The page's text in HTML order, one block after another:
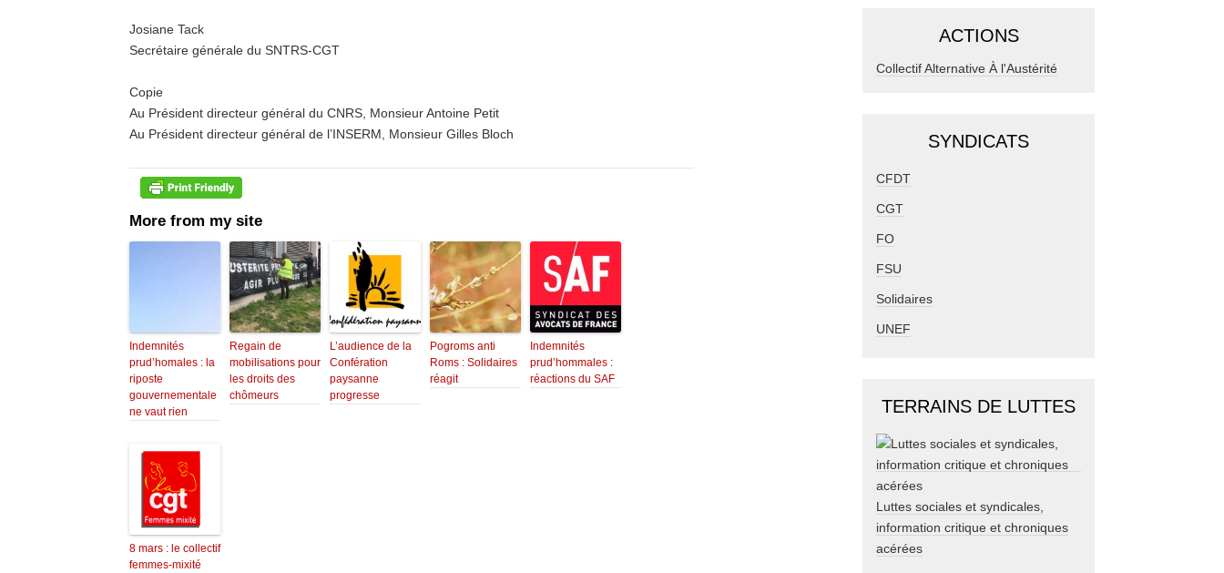
Josiane Tack
Secrétaire générale du SNTRS-CGT
Copie ​
Au Président directeur général du CNRS, Monsieur Antoine Petit
Au Président directeur général de l’INSERM, Monsieur Gilles Bloch
More from my site
Indemnités
prud’homales : la
riposte
gouvernementale
ne vaut rien
Regain de
mobilisations pour
les droits des
chômeurs
L’audience de la
Confération
paysanne
progresse
Pogroms anti
Roms : Solidaires
réagit
Indemnités
prud’hommales :
réactions du SAF
8 mars : le collectif
femmes-mixité
ACTIONS
Collectif Alternative À l'Austérité
SYNDICATS
CFDT
CGT
FO
FSU
Solidaires
UNEF
TERRAINS DE LUTTES
Luttes sociales et syndicales,
information critique et chroniques
acérées